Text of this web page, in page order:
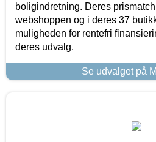
boligindretning. Deres
webshoppen og i deres 37
muligheden for rentefri
deres udvalg.
Se udvalget på